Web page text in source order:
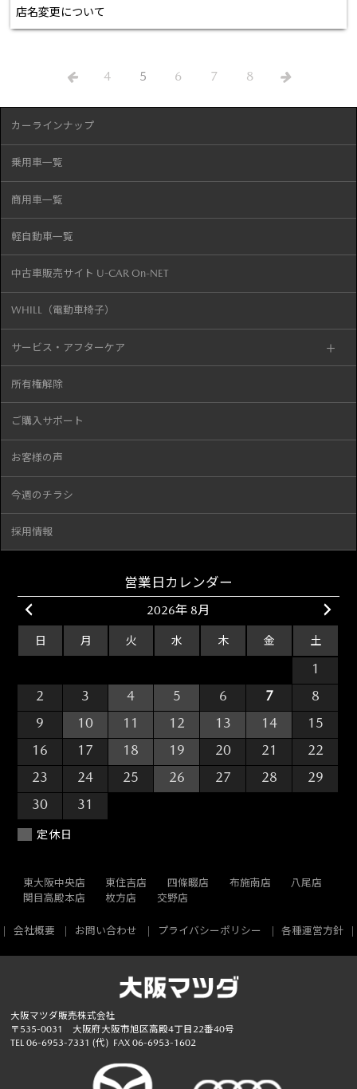
店名変更について
4 5 6 7 8
カーラインナップ
乗用車一覧
商用車一覧
軽自動車一覧
中古車販売サイト U-CAR On-NET
WHILL（電動車椅子）
サービス・アフターケア
所有権解除
ご購入サポート
お客様の声
今週のチラシ
採用情報
営業日カレンダー
2026年 8月
日 月 火 水 木 金 土
1
2
3 4 5 6 7
8
9
10 11 12 13 14
15
16
17 18 19 20 21
22
23
24 25 26 27 28
29
30
31
定休日
東大阪中央店 東住吉店 四條畷店 布施南店
八尾店
関目高殿本店
枚方店 交野店
会社概要 お問い合わせ プライバシーポリシー 各種運営方針
大阪マツダ販売株式会社
〒535-0031 大阪府大阪市旭区高殿4丁目22番40号
TEL 06-6953-7331 (代) FAX 06-6953-1602